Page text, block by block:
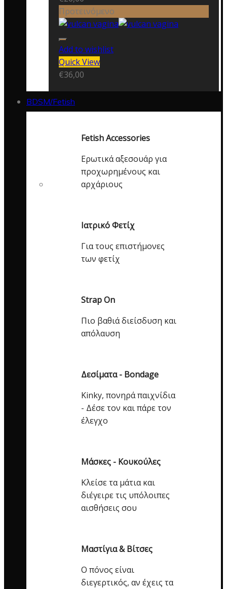
Προτεινόμενο
Add to wishlist
Quick View
€36,00
BDSM/Fetish
Fetish Accessories
Ερωτικά αξεσουάρ για
προχωρημένους και
αρχάριους
Ιατρικό Φετίχ
Για τους επιστήμονες
των φετίχ
Strap On
Πιο βαθιά διείσδυση και
απόλαυση
Δεσίματα - Bondage
Kinky, πονηρά παιχνίδια
- Δέσε τον και πάρε τον
έλεγχο
Μάσκες - Κουκούλες
Κλείσε τα μάτια και
διέγειρε τις υπόλοιπες
αισθήσεις σου
Μαστίγια & Βίτσες
Ο πόνος είναι
διεγερτικός, αν έχεις τα